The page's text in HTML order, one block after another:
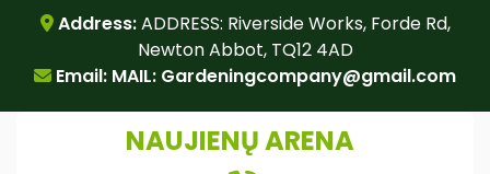
content
Address:ADDRESS: Riverside Works, Forde Rd,
Newton Abbot, TQ12 4AD
Email: MAIL: Gardeningcompany@gmail.com
NAUJIENŲ ARENA